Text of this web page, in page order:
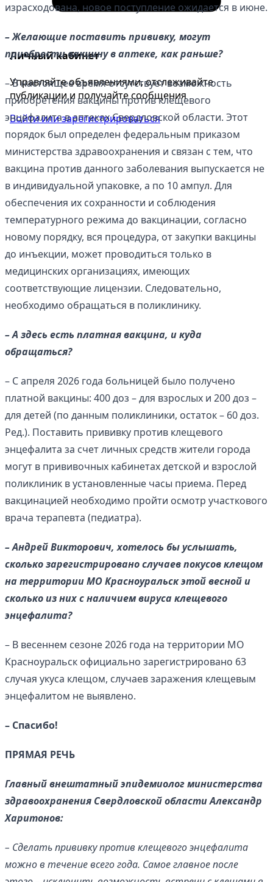
Личный кабинет
Управляйте объявлениями, отслеживайте
публикации и получайте сообщения
Войти или зарегистрироваться
израсходована, новое поступление ожидается в июне.
– Желающие поставить прививку, могут
приобрести вакцину в аптеке, как раньше?
– В настоящее время отсутствует возможность
приобретения вакцины против клещевого
энцефалита в аптеках Свердловской области. Этот
порядок был определен федеральным приказом
министерства здравоохранения и связан с тем, что
вакцина против данного заболевания выпускается не
в индивидуальной упаковке, а по 10 ампул. Для
обеспечения их сохранности и соблюдения
температурного режима до вакцинации, согласно
новому порядку, вся процедура, от закупки вакцины
до инъекции, может проводиться только в
медицинских организациях, имеющих
соответствующие лицензии. Следовательно,
необходимо обращаться в поликлинику.
– А здесь есть платная вакцина, и куда
обращаться?
– С апреля 2026 года больницей было получено
платной вакцины: 400 доз – для взрослых и 200 доз –
для детей (по данным поликлиники, остаток – 60 доз.
Ред.). Поставить прививку против клещевого
энцефалита за счет личных средств жители города
могут в прививочных кабинетах детской и взрослой
поликлиник в установленные часы приема. Перед
вакцинацией необходимо пройти осмотр участкового
врача терапевта (педиатра).
– Андрей Викторович, хотелось бы услышать,
сколько зарегистрировано случаев покусов клещом
на территории МО Красноуральск этой весной и
сколько из них с наличием вируса клещевого
энцефалита?
– В весеннем сезоне 2026 года на территории МО
Красноуральск официально зарегистрировано 63
случая укуса клещом, случаев заражения клещевым
энцефалитом не выявлено.
– Спасибо!
ПРЯМАЯ РЕЧЬ
Главный внештатный эпидемиолог министерства
здравоохранения Свердловской области Александр
Харитонов:
– Сделать прививку против клещевого энцефалита
можно в течение всего года. Самое главное после